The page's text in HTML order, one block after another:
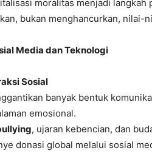
moralitas menjadi langkah
bukan menghancurkan, nilai-
Media dan Teknologi
Sosial
banyak bentuk
emosional.
, ujaran kebencian, dan
donasi global melalui sosial